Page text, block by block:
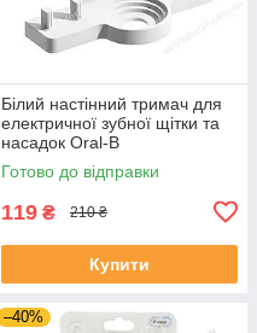
Білий настінний тримач для
електричної зубної щітки та
насадок Oral-B
Готово до відправки
119 ₴ 210 ₴
Купити
–40%